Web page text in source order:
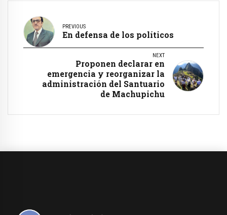
PREVIOUS
En defensa de los políticos
NEXT
Proponen declarar en
emergencia y reorganizar la
administración del Santuario
de Machupichu